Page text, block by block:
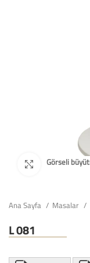
Ana Sayfa Masalar
L 081